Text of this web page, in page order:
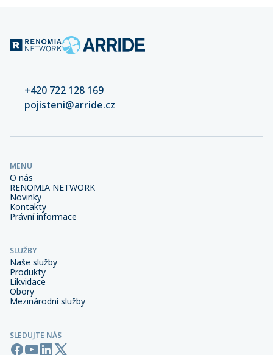
+420 722 128 169
pojisteni@arride.cz
MENU
O nás
RENOMIA NETWORK
Novinky
Kontakty
Právní informace
SLUŽBY
Naše služby
Produkty
Likvidace
Obory
Mezinárodní služby
SLEDUJTE NÁS